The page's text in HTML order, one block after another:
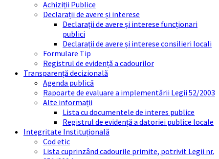
Achiziții Publice
Declarații de avere și interese
Declarații de avere și interese funcționari
publici
Declarații de avere și interese consilieri locali
Formulare Tip
Registrul de evidență a cadourilor
Transparență decizională
Agenda publică
Rapoarte de evaluare a implementării Legii 52/2003
Alte informații
Lista cu documentele de interes publice
Registrul de evidență a datoriei publice locale
Integritate Instituțională
Cod etic
Lista cuprinzând cadourile primite, potrivit Legii nr.